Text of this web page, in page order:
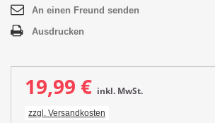
An einen Freund senden
Ausdrucken
19,99 € inkl. MwSt.
zzgl. Versandkosten